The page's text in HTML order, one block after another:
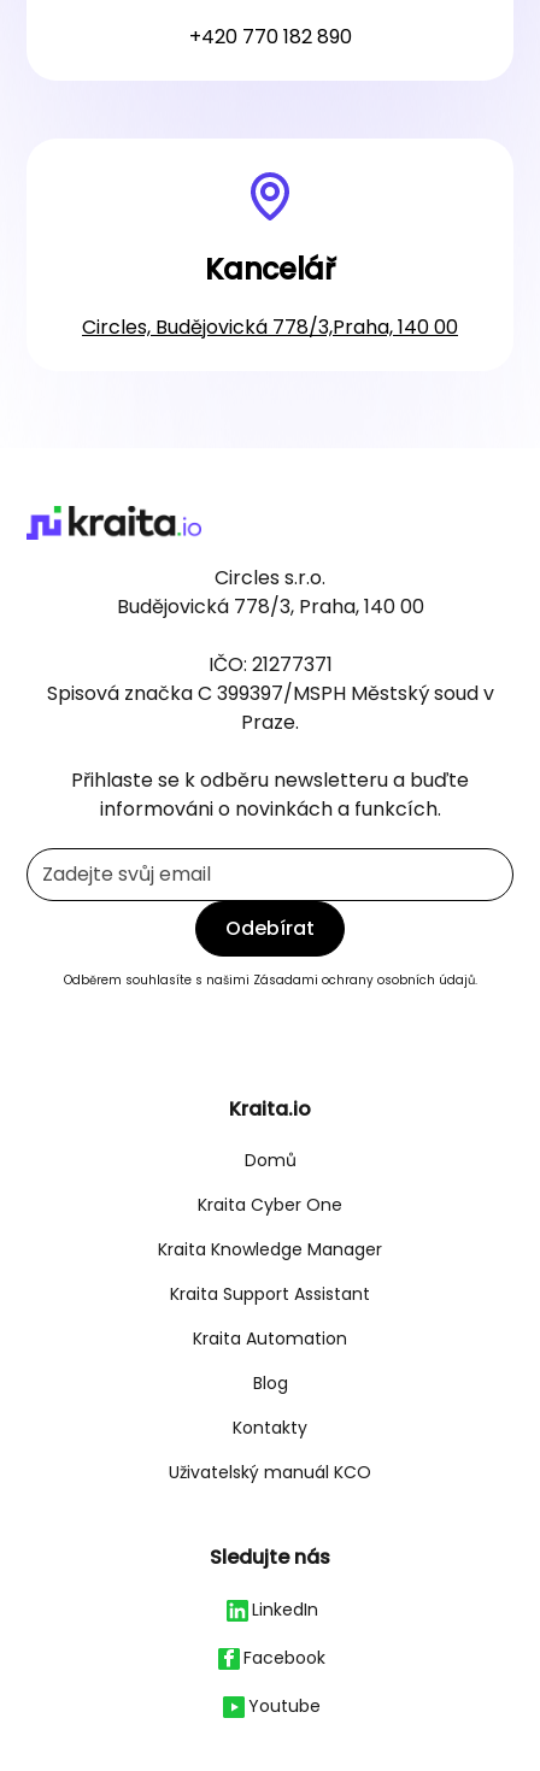
+420 770 182 890
Kancelář
Circles, Budějovická 778/3,Praha, 140 00
Circles s.r.o.
Budějovická 778/3, Praha, 140 00
IČO: 21277371
Spisová značka C 399397/MSPH Městský soud v
Praze.
Přihlaste se k odběru newsletteru a buďte
informováni o novinkách a funkcích.
Odběrem souhlasíte s našimi Zásadami ochrany osobních údajů.
Kraita.io
Domů
Kraita Cyber One
Kraita Knowledge Manager
Kraita Support Assistant
Kraita Automation
Blog
Kontakty
Uživatelský manuál KCO
Sledujte nás
LinkedIn
Facebook
Youtube